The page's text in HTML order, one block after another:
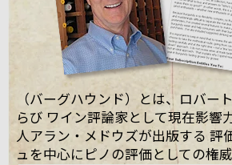
（バーグハウンド）とは、ロバー
らび ワイン評論家として現在影響
人アラン・メドウズが出版する 評
ュを中心にピノの評価としての権威